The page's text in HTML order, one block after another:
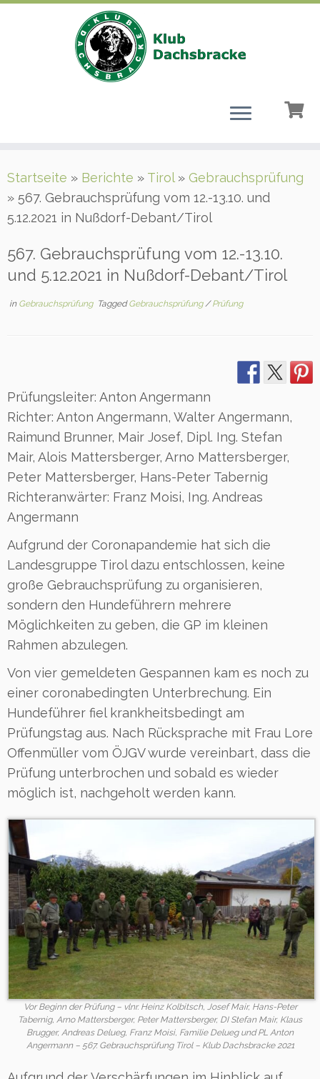
Inhalt
springen
Startseite » Berichte » Tirol » Gebrauchsprüfung
» 567. Gebrauchsprüfung vom 12.-13.10. und
5.12.2021 in Nußdorf-Debant/Tirol
567. Gebrauchsprüfung vom 12.-13.10.
und 5.12.2021 in Nußdorf-Debant/Tirol
in Gebrauchsprüfung TaggedGebrauchsprüfung/Prüfung
Prüfungsleiter: Anton Angermann
Richter: Anton Angermann, Walter Angermann,
Raimund Brunner, Mair Josef, Dipl. Ing. Stefan
Mair, Alois Mattersberger, Arno Mattersberger,
Peter Mattersberger, Hans-Peter Tabernig
Richteranwärter: Franz Moisi, Ing. Andreas
Angermann
Aufgrund der Coronapandemie hat sich die
Landesgruppe Tirol dazu entschlossen, keine
große Gebrauchsprüfung zu organisieren,
sondern den Hundeführern mehrere
Möglichkeiten zu geben, die GP im kleinen
Rahmen abzulegen.
Von vier gemeldeten Gespannen kam es noch zu
einer coronabedingten Unterbrechung. Ein
Hundeführer fiel krankheitsbedingt am
Prüfungstag aus. Nach Rücksprache mit Frau Lore
Offenmüller vom ÖJGV wurde vereinbart, dass die
Prüfung unterbrochen und sobald es wieder
möglich ist, nachgeholt werden kann.
Vor Beginn der Prüfung – vlnr. Heinz Kolbitsch, Josef Mair, Hans-Peter
Tabernig, Arno Mattersberger, Peter Mattersberger, DI Stefan Mair, Klaus
Brugger, Andreas Delueg, Franz Moisi, Familie Delueg und PL Anton
Angermann – 567. Gebrauchsprüfung Tirol – Klub Dachsbracke 2021